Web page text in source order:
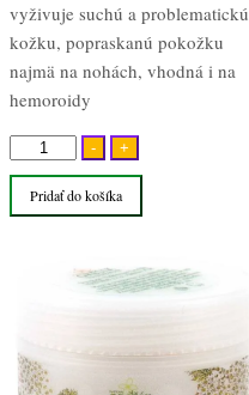
vyživuje suchú a problematickú
kožku, popraskanú pokožku
najmä na nohách, vhodná i na
hemoroidy
-
množstvo
Rebríčková
bylinná
+
Pridať do košíka